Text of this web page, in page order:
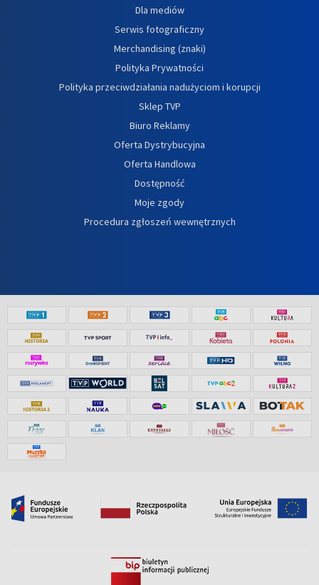
Dla mediów
Serwis fotograficzny
Merchandising (znaki)
Polityka Prywatności
Polityka przeciwdziałania nadużyciom i korupcji
Sklep TVP
Biuro Reklamy
Oferta Dystrybucyjna
Oferta Handlowa
Dostępność
Moje zgody
Procedura zgłoszeń wewnętrznych